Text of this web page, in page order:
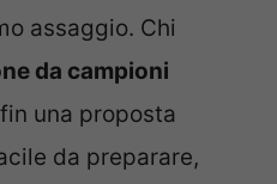
assaggio. Chi
da campioni
una proposta
da preparare,